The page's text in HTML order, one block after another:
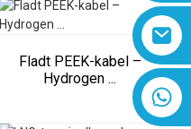
8618019377761
Fladt PEEK-kabel –
Hydrogen ...